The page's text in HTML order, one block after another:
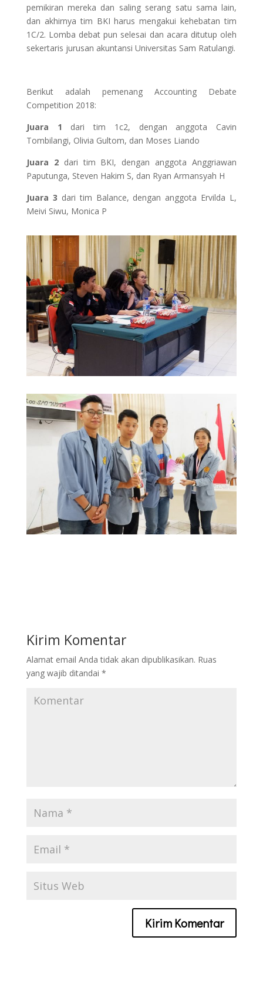
pemikiran mereka dan saling serang satu sama lain,
dan akhirnya tim BKI harus mengakui kehebatan tim
1C/2. Lomba debat pun selesai dan acara ditutup oleh
sekertaris jurusan akuntansi Universitas Sam Ratulangi.
Berikut adalah pemenang Accounting Debate
Competition 2018:
Juara 1 dari tim 1c2, dengan anggota Cavin
Tombilangi, Olivia Gultom, dan Moses Liando
Juara 2dari tim BKI, dengan anggota Anggriawan
Paputunga, Steven Hakim S, dan Ryan Armansyah H
Juara 3 dari tim Balance, dengan anggota Ervilda L,
Meivi Siwu, Monica P
Kirim Komentar
Alamat email Anda tidak akan dipublikasikan. Ruas
yang wajib ditandai *